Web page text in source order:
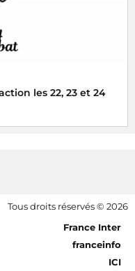
les 22, 23 et 24
s’engage pour la
22, 23 et 24 mars
Tous droits réservés © 2026
Pied de page - Mobile
France Inter
franceinfo
ICI